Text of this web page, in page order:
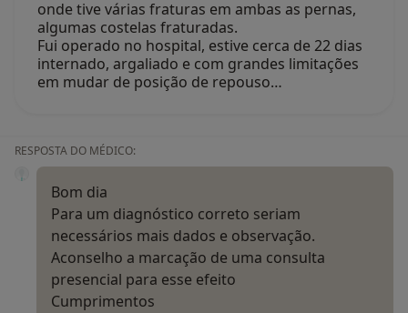
onde tive várias fraturas em ambas as pernas,
algumas costelas fraturadas.
Fui operado no hospital, estive cerca de 22 dias
internado, argaliado e com grandes limitações
em mudar de posição de repouso…
RESPOSTA DO MÉDICO:
Bom dia
Para um diagnóstico correto seriam
necessários mais dados e observação.
Aconselho a marcação de uma consulta
presencial para esse efeito
Cumprimentos